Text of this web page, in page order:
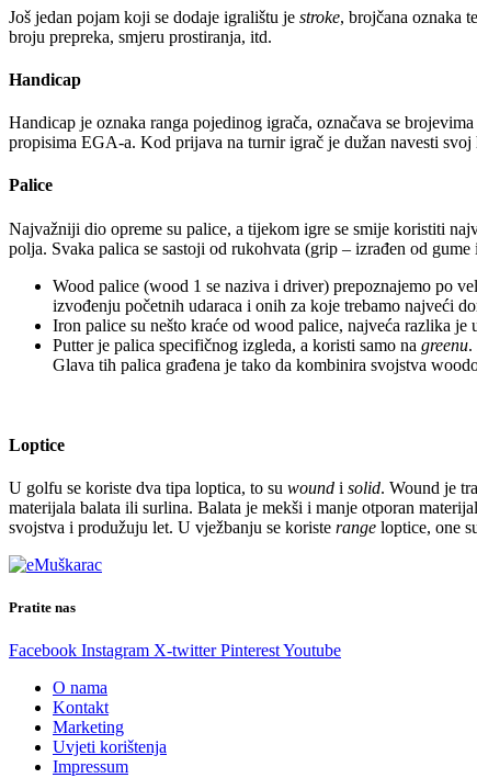
Još jedan pojam koji se dodaje igralištu je stroke, brojčana oznaka
broju prepreka, smjeru prostiranja, itd.
Handicap
Handicap je oznaka ranga pojedinog igrača, označava se
propisima EGA-a. Kod prijava na turnir igrač je dužan navesti
Palice
Najvažniji dio opreme su palice, a tijekom igre se smije koristiti
polja. Svaka palica se sastoji od rukohvata (grip – izrađen od
Wood palice (wood 1 se naziva i driver) prepoznajemo po
izvođenju početnih udaraca i onih za koje trebamo najveći
Iron palice su nešto kraće od wood palice, najveća razlika
Putter je palica specifičnog izgleda, a koristi samo na greenu.
Glava tih palica građena je tako da kombinira svojstva
Loptice
U golfu se koriste dva tipa loptica, to su wound i solid. Wound je
materijala balata ili surlina. Balata je mekši i manje otporan
svojstva i produžuju let. U vježbanju se koriste range loptice, one
Pratite nas
Facebook Instagram X-twitter PinterestYoutube
O nama
Kontakt
Marketing
Uvjeti korištenja
Impressum